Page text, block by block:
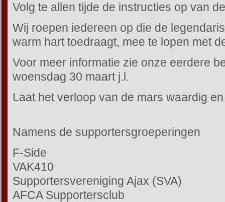
Volg te allen tijde de instructies op van
Wij roepen iedereen op die de
warm hart toedraagt, mee te lopen met
Voor meer informatie zie onze eerdere
woensdag 30 maart j.l.
Laat het verloop van de mars waardig
Namens de supportersgroeperingen
F-Side
VAK410
Supportersvereniging Ajax (SVA)
AFCA Supportersclub